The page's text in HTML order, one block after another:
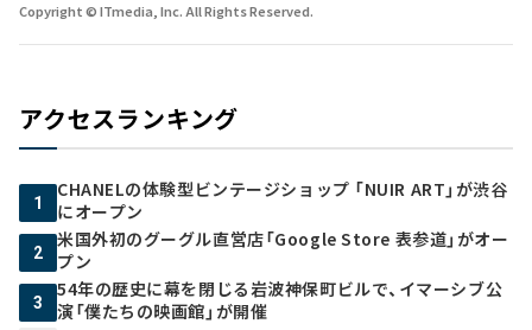
Copyright © ITmedia, Inc. All Rights Reserved.
アクセスランキング
1
CHANELの体験型ビンテージショップ 「NUIR ART」が渋谷
にオープン
2
米国外初のグーグル直営店「Google Store 表参道」がオー
プン
3
54年の歴史に幕を閉じる岩波神保町ビルで、イマーシブ公
演「僕たちの映画館」が開催